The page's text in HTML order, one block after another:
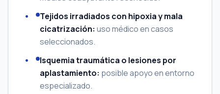
Tejidos irradiados con hipoxia y mala
cicatrización: uso médico en casos
seleccionados.
Isquemia traumática o lesiones por
aplastamiento: posible apoyo en entorno
especializado.